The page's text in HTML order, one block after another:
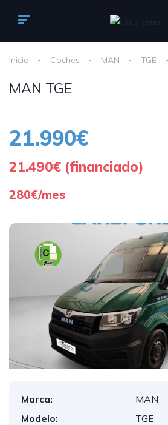
Inicio Coches MAN TGE
MAN TGE
21.990€
21.490€ (financiado)
280€/mes
Marca:
MAN
Modelo:
TGE